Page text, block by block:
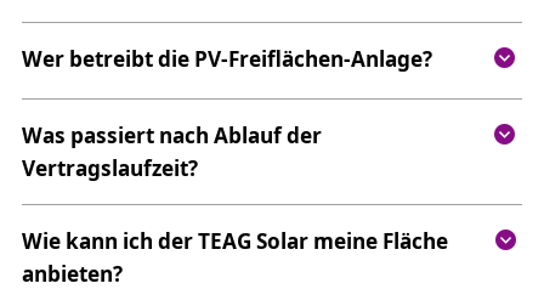
Wer betreibt die PV-Freiflächen-Anlage?
Was passiert nach Ablauf der
Vertragslaufzeit?
Wie kann ich der TEAG Solar meine Fläche
anbieten?